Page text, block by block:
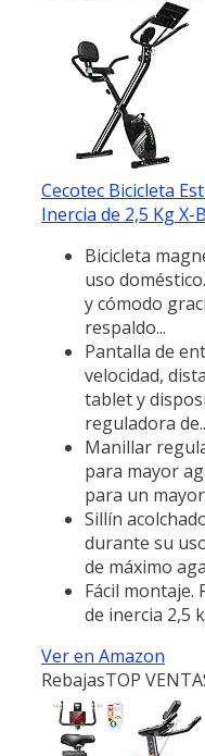
Cecotec Bicicleta
Inercia de 2,5 Kg X-
Bicicleta
uso
y cómodo
respaldo...
Pantalla de
velocidad,
tablet y
reguladora
Manillar
para mayor
para un
Sillín
durante su
de máximo
Fácil montaje.
de inercia 2,5
Ver en Amazon
RebajasTOP